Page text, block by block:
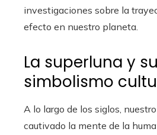
investigaciones sobre la
efecto en nuestro planeta.
La superluna y su
simbolismo
A lo largo de los siglos,
cautivado la mente de la